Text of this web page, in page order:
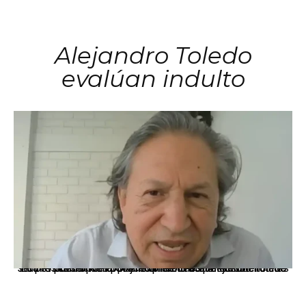
Alejandro Toledo
evalúan indulto
La presidenta Keiko Fujimori informó que la solicitud de indulto presentada por el expresidente Alejandro Toledo será evaluada por la Comisión de Gracias Presidenciales conforme al procedimiento establecido.